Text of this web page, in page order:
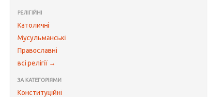
РЕЛІГІЙНІ
Католичні
Мусульманські
Православні
всі релігії →
ЗА КАТЕГОРІЯМИ
Конституційні